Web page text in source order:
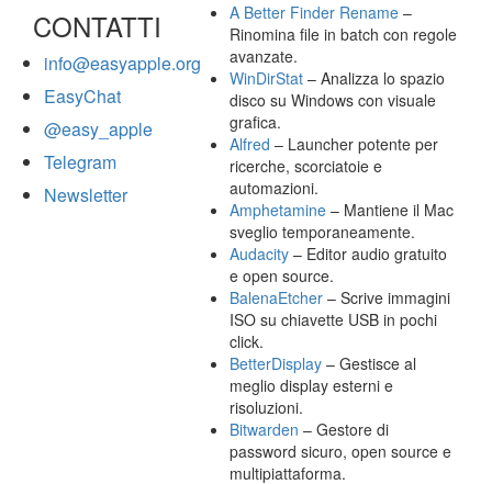
CONTATTI
info@easyapple.org
EasyChat
@easy_apple
Telegram
Newsletter
A Better Finder Rename –
Rinomina file in batch con regole
avanzate.
WinDirStat – Analizza lo spazio
disco su Windows con visuale
grafica.
Alfred – Launcher potente per
ricerche, scorciatoie e
automazioni.
Amphetamine – Mantiene il Mac
sveglio temporaneamente.
Audacity – Editor audio gratuito
e open source.
BalenaEtcher – Scrive immagini
ISO su chiavette USB in pochi
click.
BetterDisplay – Gestisce al
meglio display esterni e
risoluzioni.
Bitwarden – Gestore di
password sicuro, open source e
multipiattaforma.